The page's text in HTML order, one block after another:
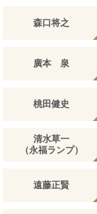
森口将之
廣本 泉
桃田健史
清水草一
（永福ランプ）
遠藤正賢